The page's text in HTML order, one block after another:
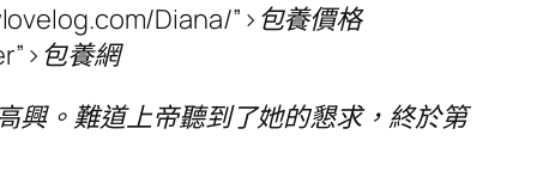
Diana/”>包養價格
包養網
興。難道上帝聽到了她的懇求，終於第